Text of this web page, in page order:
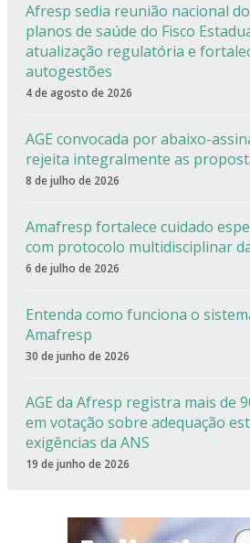
Afresp sedia reunião nacional
planos de saúde do Fisco
atualização regulatória e
autogestões
4 de agosto de 2026
AGE convocada por abaixo-
rejeita integralmente as
8 de julho de 2026
Amafresp fortalece cuidado
com protocolo multidisciplinar
6 de julho de 2026
Entenda como funciona o
Amafresp
30 de junho de 2026
AGE da Afresp registra mais de
em votação sobre adequação
exigências da ANS
19 de junho de 2026